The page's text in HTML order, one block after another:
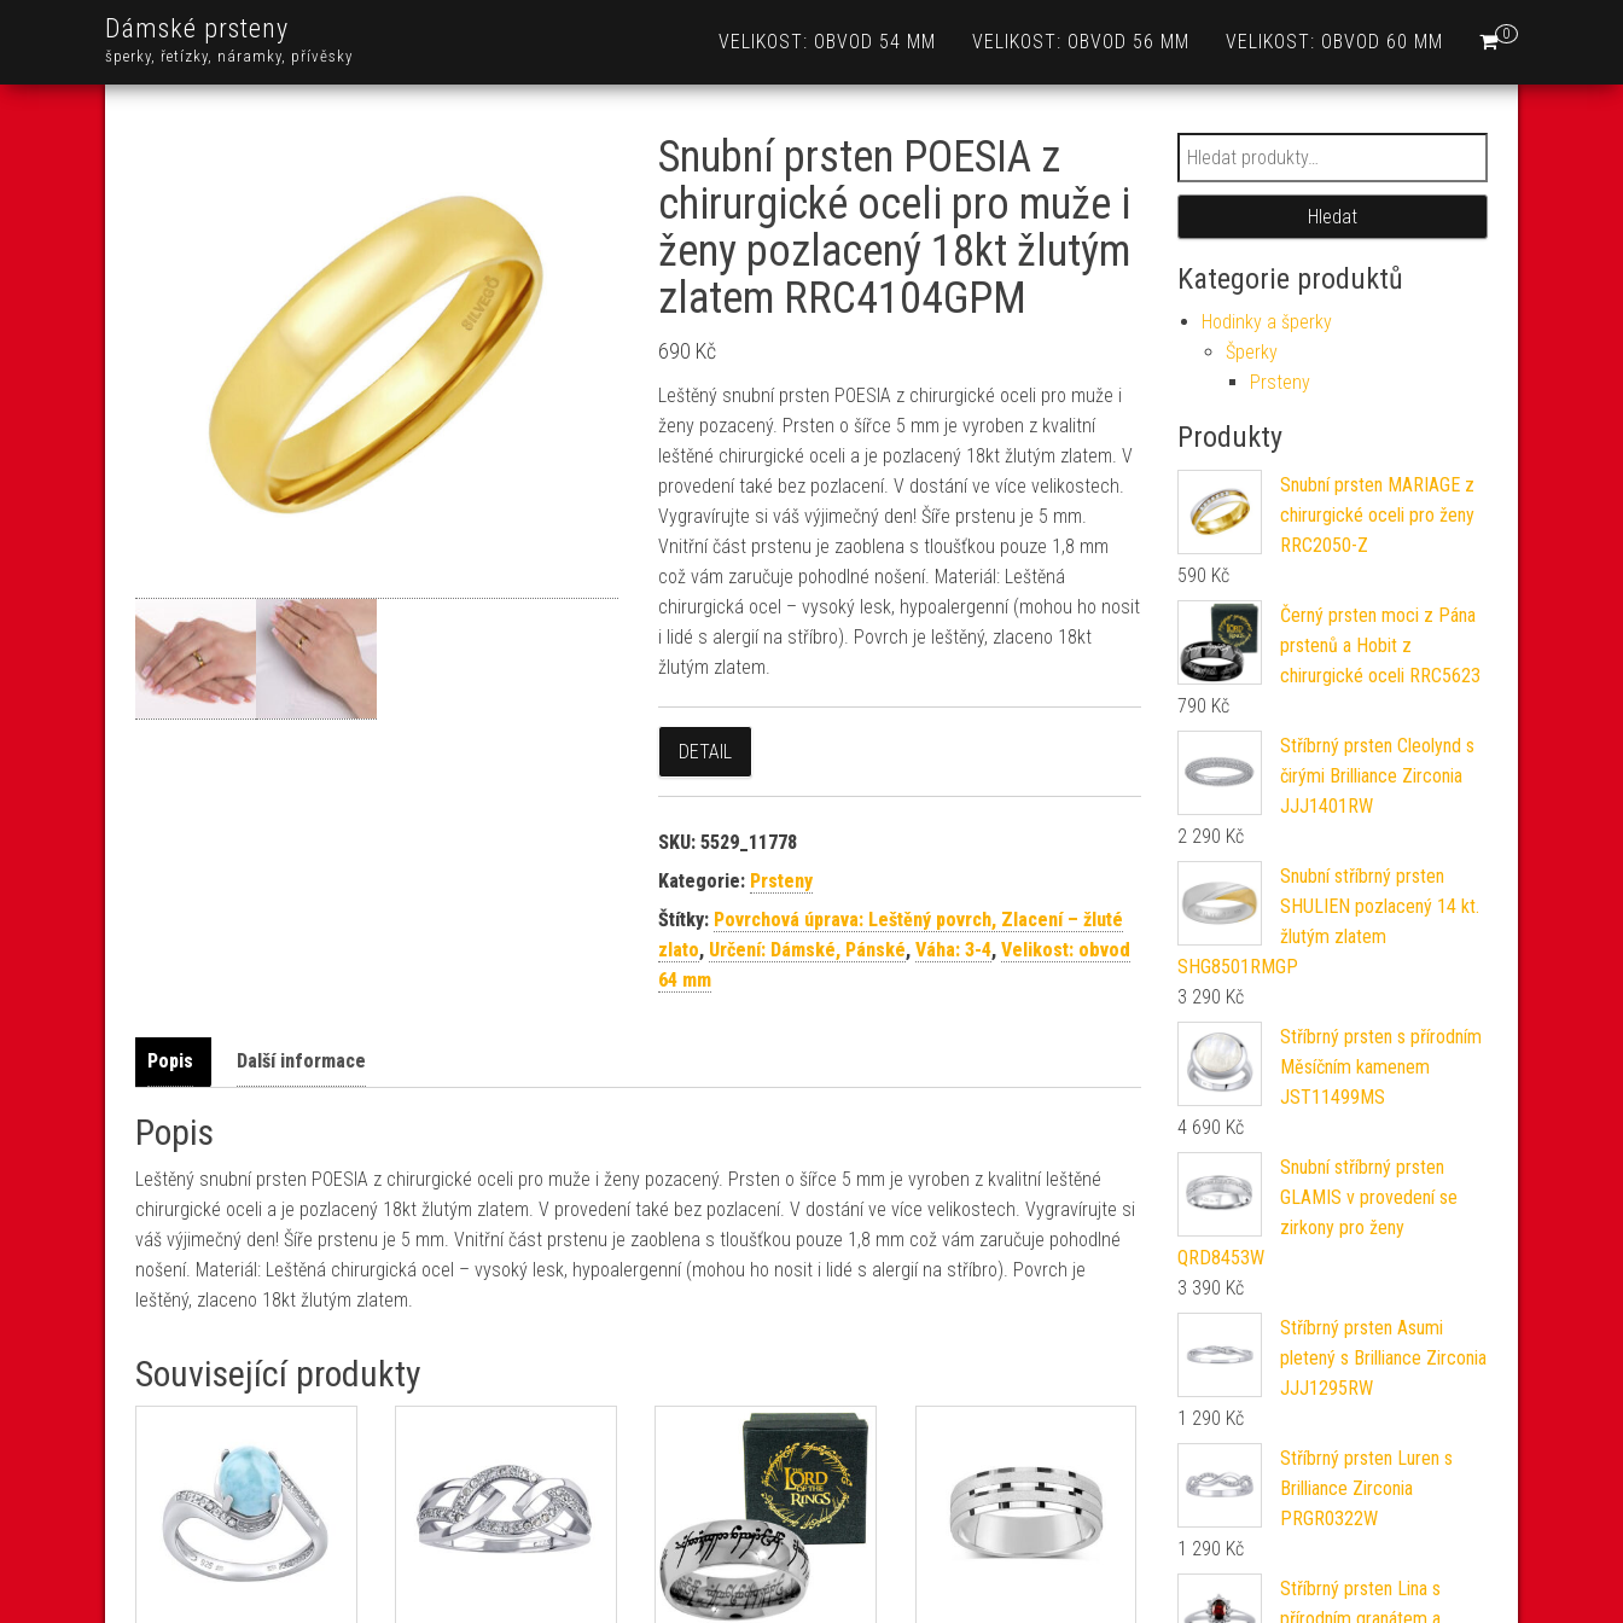
Dámské prsteny
šperky, řetízky, náramky, přívěsky
0
VELIKOST: OBVOD 54 MM VELIKOST: OBVOD 56 MM VELIKOST: OBVOD 60 MM
Snubní prsten POESIA z
chirurgické oceli pro muže i
ženy pozlacený 18kt žlutým
zlatem RRC4104GPM
690 Kč
Leštěný snubní prsten POESIA z chirurgické oceli pro muže i
ženy pozacený. Prsten o šířce 5 mm je vyroben z kvalitní
leštěné chirurgické oceli a je pozlacený 18kt žlutým zlatem. V
provedení také bez pozlacení. V dostání ve více velikostech.
Vygravírujte si váš výjimečný den! Šíře prstenu je 5 mm.
Vnitřní část prstenu je zaoblena s tloušťkou pouze 1,8 mm
což vám zaručuje pohodlné nošení. Materiál: Leštěná
chirurgická ocel – vysoký lesk, hypoalergenní (mohou ho nosit
i lidé s alergií na stříbro). Povrch je leštěný, zlaceno 18kt
žlutým zlatem.
DETAIL
SKU: 5529_11778
Kategorie: Prsteny
Štítky: Povrchová úprava: Leštěný povrch, Zlacení – žluté
zlato, Určení: Dámské, Pánské, Váha: 3-4, Velikost: obvod
64 mm
Popis Další informace
Popis
Leštěný snubní prsten POESIA z chirurgické oceli pro muže i ženy pozacený. Prsten o šířce 5 mm je vyroben z kvalitní leštěné
chirurgické oceli a je pozlacený 18kt žlutým zlatem. V provedení také bez pozlacení. V dostání ve více velikostech. Vygravírujte si
váš výjimečný den! Šíře prstenu je 5 mm. Vnitřní část prstenu je zaoblena s tloušťkou pouze 1,8 mm což vám zaručuje pohodlné
nošení. Materiál: Leštěná chirurgická ocel – vysoký lesk, hypoalergenní (mohou ho nosit i lidé s alergií na stříbro). Povrch je
leštěný, zlaceno 18kt žlutým zlatem.
Související produkty
Hledat:
Hledat
Kategorie produktů
Hodinky a šperky
Šperky
Prsteny
Produkty
Snubní prsten MARIAGE z
chirurgické oceli pro ženy
RRC2050-Z
590 Kč
Černý prsten moci z Pána
prstenů a Hobit z
chirurgické oceli RRC5623
790 Kč
Stříbrný prsten Cleolynd s
čirými Brilliance Zirconia
JJJ1401RW
2 290 Kč
Snubní stříbrný prsten
SHULIEN pozlacený 14 kt.
žlutým zlatem
SHG8501RMGP
3 290 Kč
Stříbrný prsten s přírodním
Měsíčním kamenem
JST11499MS
4 690 Kč
Snubní stříbrný prsten
GLAMIS v provedení se
zirkony pro ženy
QRD8453W
3 390 Kč
Stříbrný prsten Asumi
pletený s Brilliance Zirconia
JJJ1295RW
1 290 Kč
Stříbrný prsten Luren s
Brilliance Zirconia
PRGR0322W
1 290 Kč
Stříbrný prsten Lina s